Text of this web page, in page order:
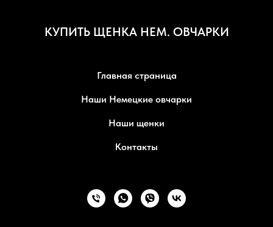
КУПИТЬ ЩЕНКА НЕМ. ОВЧАРКИ
Главная страница
Наши Немецкие овчарки
Наши щенки
Контакты